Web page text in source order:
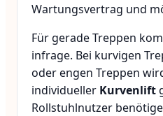
Wartungsvertrag und
Für gerade Treppen
infrage. Bei kurvigen
oder engen Treppen
individueller Kurvenlift
Rollstuhlnutzer